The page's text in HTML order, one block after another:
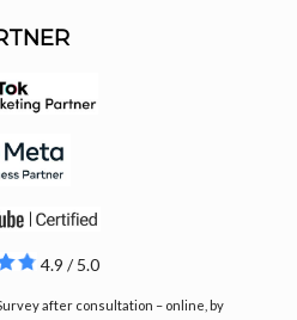
4.9 / 5.0
after consultation – online, by